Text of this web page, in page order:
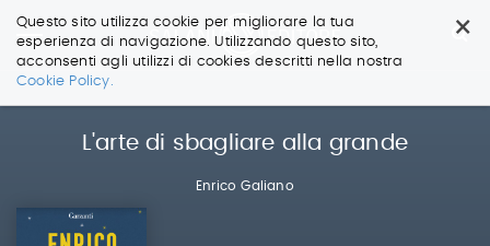
×
Questo sito utilizza cookie per migliorare la tua
esperienza di navigazione. Utilizzando questo sito,
acconsenti agli utilizzi di cookies descritti nella nostra
Cookie Policy.
Salta
L'arte di sbagliare alla grande
Enrico Galiano